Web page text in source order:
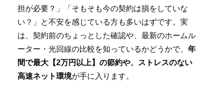
担が必要？」「そもそも今の契約は損をしていな
い？」と不安を感じている方も多いはずです。実
は、契約前のちょっとした確認や、最新のホームル
ーター・光回線の比較を知っているかどうかで、 年
間で最大【2万円以上】の節約や、ストレスのない
高速ネット環境が手に入ります。